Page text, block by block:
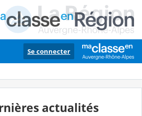
Se connecter
actualités